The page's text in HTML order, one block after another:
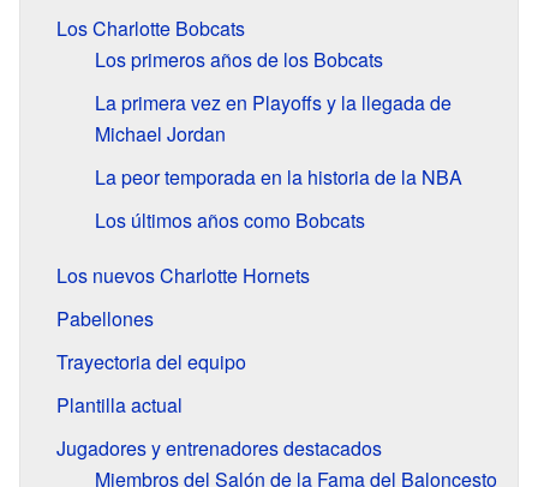
Los Charlotte Bobcats
Los primeros años de los Bobcats
La primera vez en Playoffs y la llegada de
Michael Jordan
La peor temporada en la historia de la NBA
Los últimos años como Bobcats
Los nuevos Charlotte Hornets
Pabellones
Trayectoria del equipo
Plantilla actual
Jugadores y entrenadores destacados
Miembros del Salón de la Fama del Baloncesto